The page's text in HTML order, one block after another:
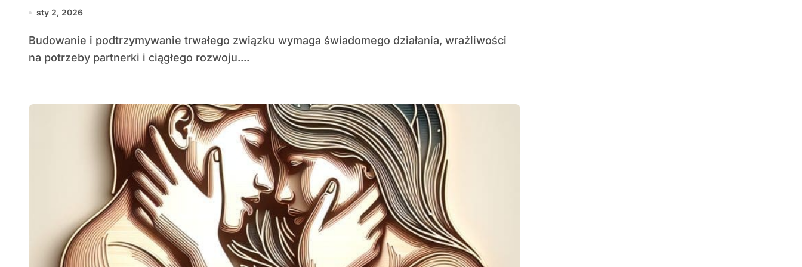
sty 2, 2026
Budowanie i podtrzymywanie trwałego związku wymaga świadomego działania, wrażliwości
na potrzeby partnerki i ciągłego rozwoju....